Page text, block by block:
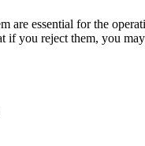
are essential for the
if you reject them, you